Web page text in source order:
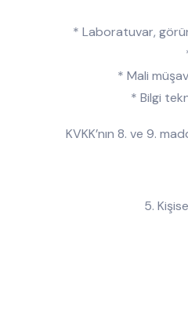
* Laboratuvar,
* Mali
* Bilgi
KVKK’nın 8. ve 9.
5.